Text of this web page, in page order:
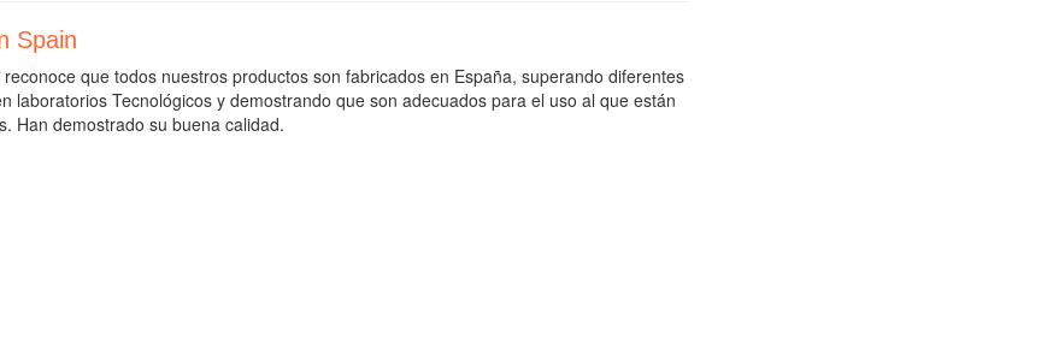
Spain
que todos nuestros productos son fabricados en España, superando diferentes
laboratorios Tecnológicos y demostrando que son adecuados para el uso al que están
Han demostrado su buena calidad.